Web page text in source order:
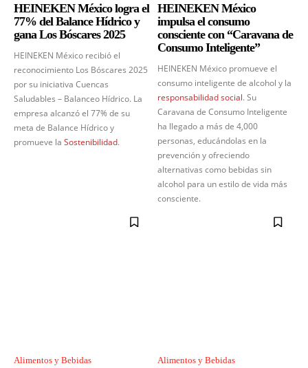
HEINEKEN México logra el
77% del Balance Hídrico y
gana Los Bóscares 2025
HEINEKEN México recibió el
reconocimiento Los Bóscares 2025
por su iniciativa Cuencas
Saludables – Balanceo Hídrico. La
empresa alcanzó el 77% de su
meta de Balance Hídrico y
promueve la Sostenibilidad.
HEINEKEN México
impulsa el consumo
consciente con “Caravana de
Consumo Inteligente”
HEINEKEN México promueve el
consumo inteligente de alcohol y la
responsabilidad social. Su
Caravana de Consumo Inteligente
ha llegado a más de 4,000
personas, educándolas en la
prevención y ofreciendo
alternativas como bebidas sin
alcohol para un estilo de vida más
consciente.
Alimentos y Bebidas Alimentos y Bebidas